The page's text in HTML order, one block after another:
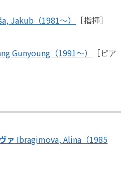
Jakub（1981～） ［指揮］
Gunyoung（1991～）
［ピア
ァ Ibragimova, Alina（1985